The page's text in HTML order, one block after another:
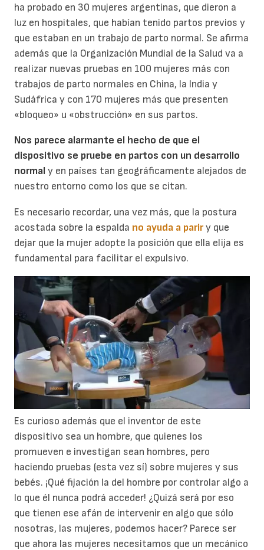
ha probado en 30 mujeres argentinas, que dieron a
luz en hospitales, que habían tenido partos previos y
que estaban en un trabajo de parto normal. Se afirma
además que la Organización Mundial de la Salud va a
realizar nuevas pruebas en 100 mujeres más con
trabajos de parto normales en China, la India y
Sudáfrica y con 170 mujeres más que presenten
«bloqueo» u «obstrucción» en sus partos.
Nos parece alarmante el hecho de que el
dispositivo se pruebe en partos con un desarrollo
normal y en países tan geográficamente alejados de
nuestro entorno como los que se citan.
Es necesario recordar, una vez más, que la postura
acostada sobre la espalda no ayuda a pariry que
dejar que la mujer adopte la posición que ella elija es
fundamental para facilitar el expulsivo.
Es curioso además que el inventor de este
dispositivo sea un hombre, que quienes los
promueven e investigan sean hombres, pero
haciendo pruebas (esta vez sí) sobre mujeres y sus
bebés. ¡Qué fijación la del hombre por controlar algo a
lo que él nunca podrá acceder! ¿Quizá será por eso
que tienen ese afán de intervenir en algo que sólo
nosotras, las mujeres, podemos hacer? Parece ser
que ahora las mujeres necesitamos que un mecánico